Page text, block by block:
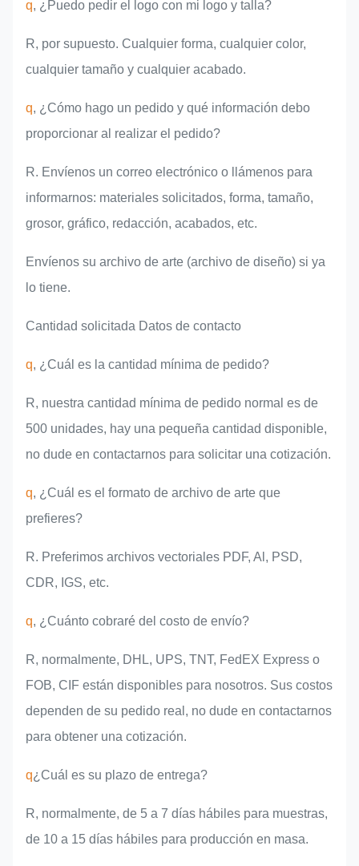
q, ¿Puedo pedir el logo con mi logo y talla?
R, por supuesto. Cualquier forma, cualquier color,
cualquier tamaño y cualquier acabado.
q, ¿Cómo hago un pedido y qué información debo
proporcionar al realizar el pedido?
R. Envíenos un correo electrónico o llámenos para
informarnos: materiales solicitados, forma, tamaño,
grosor, gráfico, redacción, acabados, etc.
Envíenos su archivo de arte (archivo de diseño) si ya
lo tiene.
Cantidad solicitada Datos de contacto
q, ¿Cuál es la cantidad mínima de pedido?
R, nuestra cantidad mínima de pedido normal es de
500 unidades, hay una pequeña cantidad disponible,
no dude en contactarnos para solicitar una cotización.
q, ¿Cuál es el formato de archivo de arte que
prefieres?
R. Preferimos archivos vectoriales PDF, Al, PSD,
CDR, IGS, etc.
q, ¿Cuánto cobraré del costo de envío?
R, normalmente, DHL, UPS, TNT, FedEX Express o
FOB, CIF están disponibles para nosotros. Sus costos
dependen de su pedido real, no dude en contactarnos
para obtener una cotización.
q¿Cuál es su plazo de entrega?
R, normalmente, de 5 a 7 días hábiles para muestras,
de 10 a 15 días hábiles para producción en masa.